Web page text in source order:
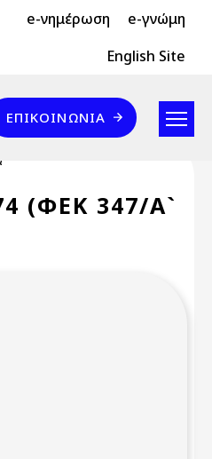
e-νημέρωση e-γνώμη
English Site
ΕΠΙΚΟΙΝΩΝΊΑ
(ΦΕΚ 347/Α`